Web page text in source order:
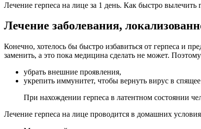
Лечение герпеса на лице за 1 день. Как быстро вылечить
Лечение заболевания,
Конечно, хотелось бы быстро избавиться от герпеса и
заменить, а это пока медицина сделать не может.
убрать внешние проявления,
укрепить иммунитет, чтобы вернуть вирус в спящее
При нахождении герпеса в латентном состоянии
Лечение герпеса на лице проводится в домашних